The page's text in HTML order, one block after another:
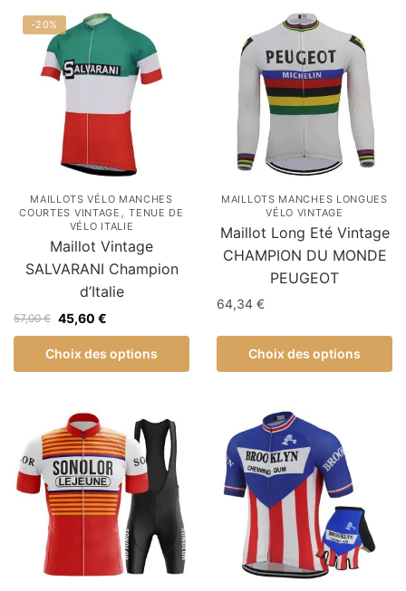
-20%
MAILLOTS VÉLO MANCHES
COURTES VINTAGE ,TENUE DE
VÉLO ITALIE
Maillot Vintage
SALVARANI Champion
d’Italie
57,00€ 45,60 €
Choix des options
MAILLOTS MANCHES LONGUES
VÉLO VINTAGE
Maillot Long Eté Vintage
CHAMPION DU MONDE
PEUGEOT
64,34 €
Choix des options